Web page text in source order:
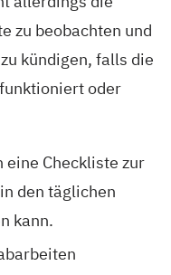
zu beobachten und
kündigen, falls die
oder
Checkliste zur
den täglichen
kann.